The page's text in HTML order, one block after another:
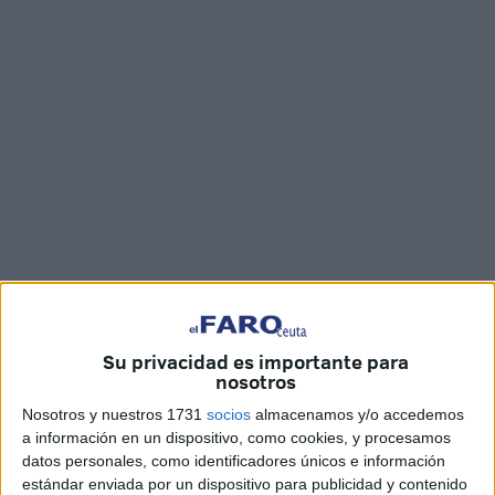
Su privacidad es importante para
nosotros
Nosotros y nuestros 1731 socios almacenamos y/o accedemos
a información en un dispositivo, como cookies, y procesamos
datos personales, como identificadores únicos e información
estándar enviada por un dispositivo para publicidad y contenido
Fotos y vídeo: Juan Mosquera
El terremotoocurrido en la noche del pasado 9 de
septiembreen Marruecossigue sacando el lado más
solidario de todos los ciudadanos y también de los de